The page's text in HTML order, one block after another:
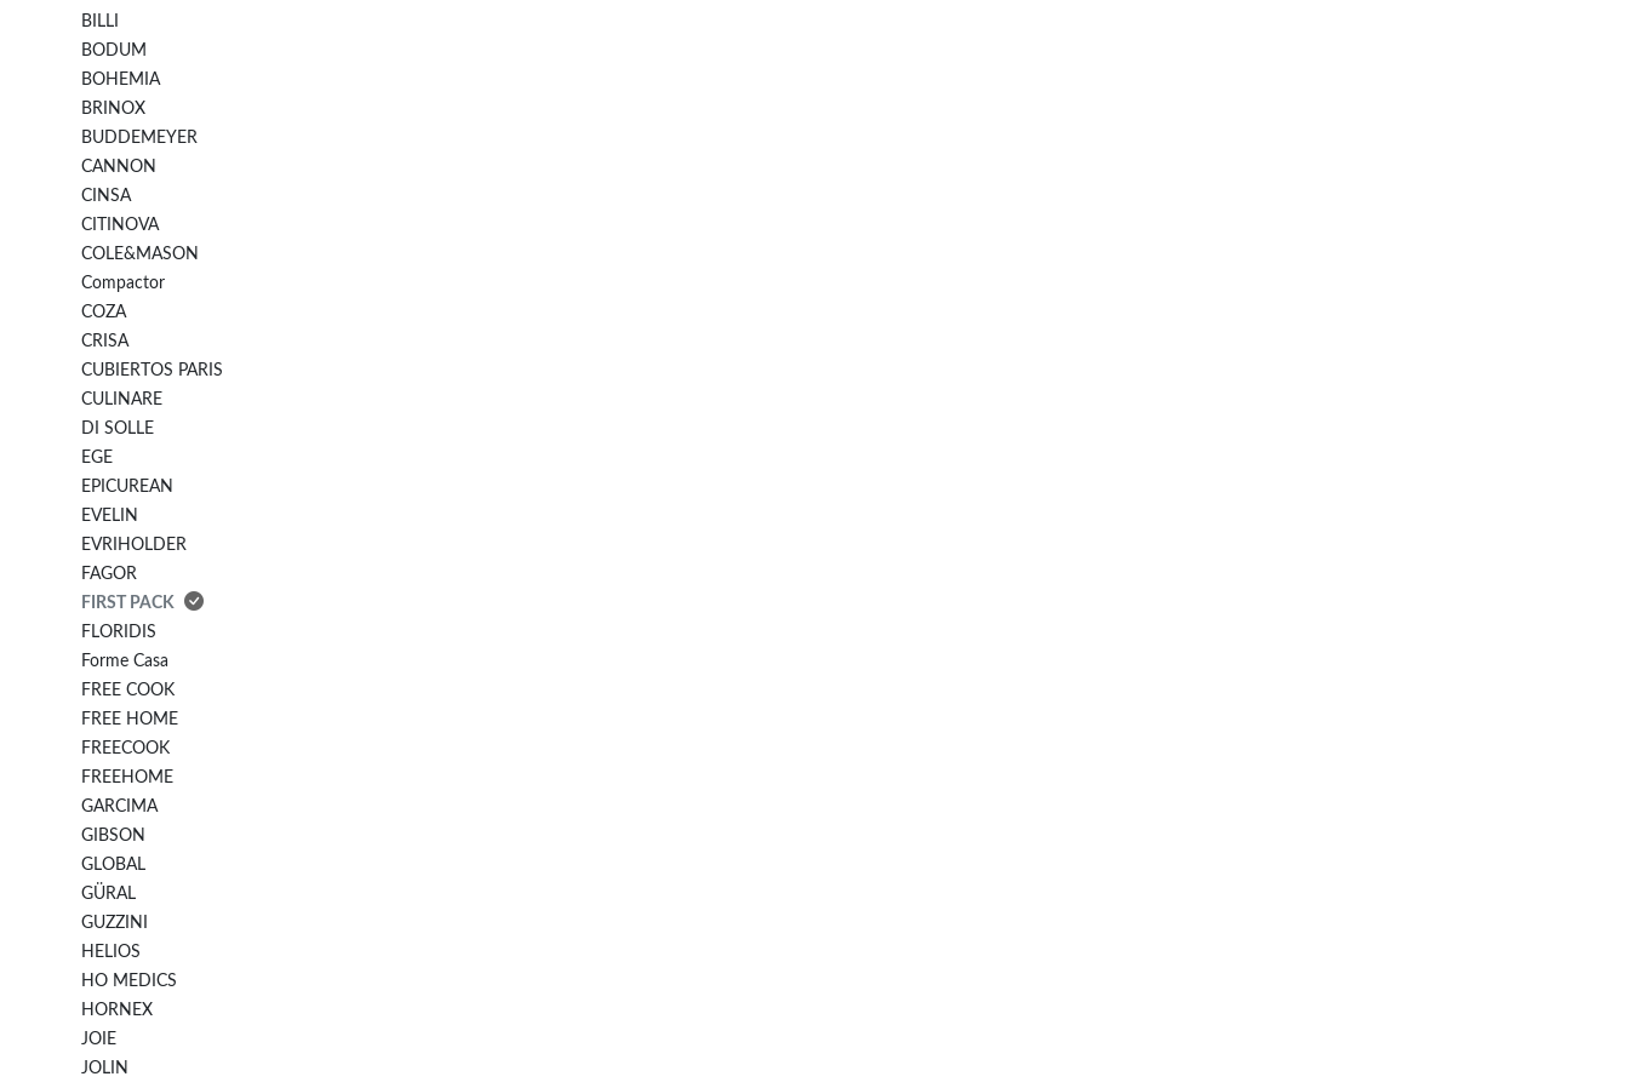
BILLI
BODUM
BOHEMIA
BRINOX
BUDDEMEYER
CANNON
CINSA
CITINOVA
COLE&MASON
Compactor
COZA
CRISA
CUBIERTOS PARIS
CULINARE
DI SOLLE
EGE
EPICUREAN
EVELIN
EVRIHOLDER
FAGOR
FIRST PACK
FLORIDIS
Forme Casa
FREE COOK
FREE HOME
FREECOOK
FREEHOME
GARCIMA
GIBSON
GLOBAL
GÜRAL
GUZZINI
HELIOS
HO MEDICS
HORNEX
JOIE
JOLIN